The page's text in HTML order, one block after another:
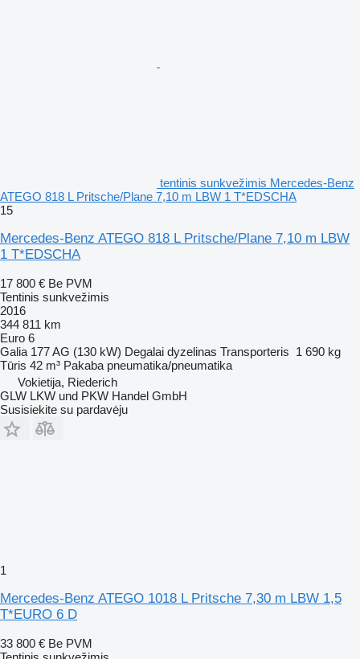
tentinis sunkvežimis Mercedes-Benz
ATEGO 818 L Pritsche/Plane 7,10 m LBW 1 T*EDSCHA
15
Mercedes-Benz ATEGO 818 L Pritsche/Plane 7,10 m LBW
1 T*EDSCHA
17 800 € Be PVM
Tentinis sunkvežimis
2016
344 811 km
Euro 6
Galia 177 AG (130 kW) Degalai dyzelinas Transporteris 1 690 kg
Tūris 42 m³ Pakaba pneumatika/pneumatika
Vokietija, Riederich
GLW LKW und PKW Handel GmbH
Susisiekite su pardavėju
1
Mercedes-Benz ATEGO 1018 L Pritsche 7,30 m LBW 1,5
T*EURO 6 D
33 800 € Be PVM